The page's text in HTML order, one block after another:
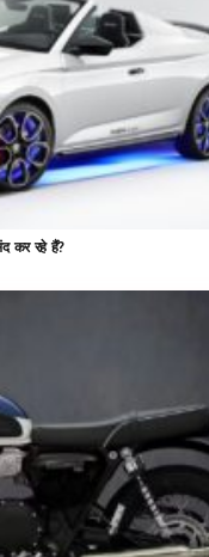
कर रहे हैं?